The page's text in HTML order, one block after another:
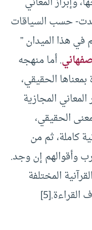
حسب السياقات
في هذا الميدان ”
. أما منهجه
الحقيقي،
المجازية
الحقيقي،
كاملة، ثم من
وأقوالهم إن وجد.
المختلفة